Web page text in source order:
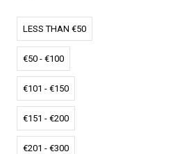
CO2-Credits
€256,52
LESS THAN €50
€50 - €100
€101 - €150
€151 - €200
€201 - €300